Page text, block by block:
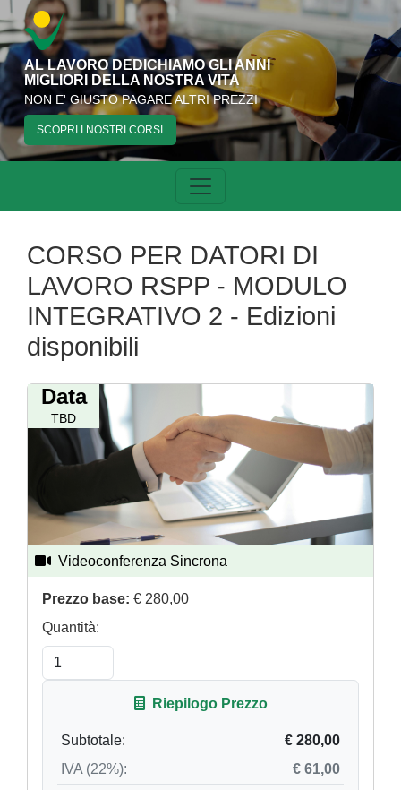
AL LAVORO DEDICHIAMO GLI ANNI
MIGLIORI DELLA NOSTRA VITA
NON E' GIUSTO PAGARE ALTRI PREZZI
SCOPRI I NOSTRI CORSI
CORSO PER DATORI DI
LAVORO RSPP - MODULO
INTEGRATIVO 2 - Edizioni
disponibili
Data
TBD
Videoconferenza Sincrona
Numero ore:12
Prezzo base: € 280,00
Quantità:
Riepilogo Prezzo
Subtotale:
€ 280,00
IVA (22%):
€ 61,00